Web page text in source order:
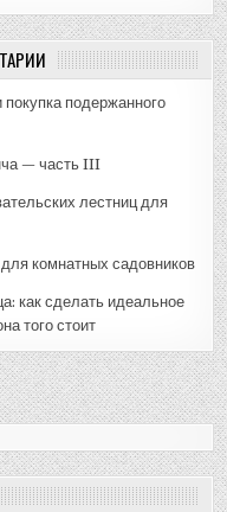
подержанного
— часть III
лестниц для
комнатных садовников
как сделать идеальное
того стоит